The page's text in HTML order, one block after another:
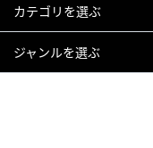
カテゴリを選ぶ
ジャンルを選ぶ